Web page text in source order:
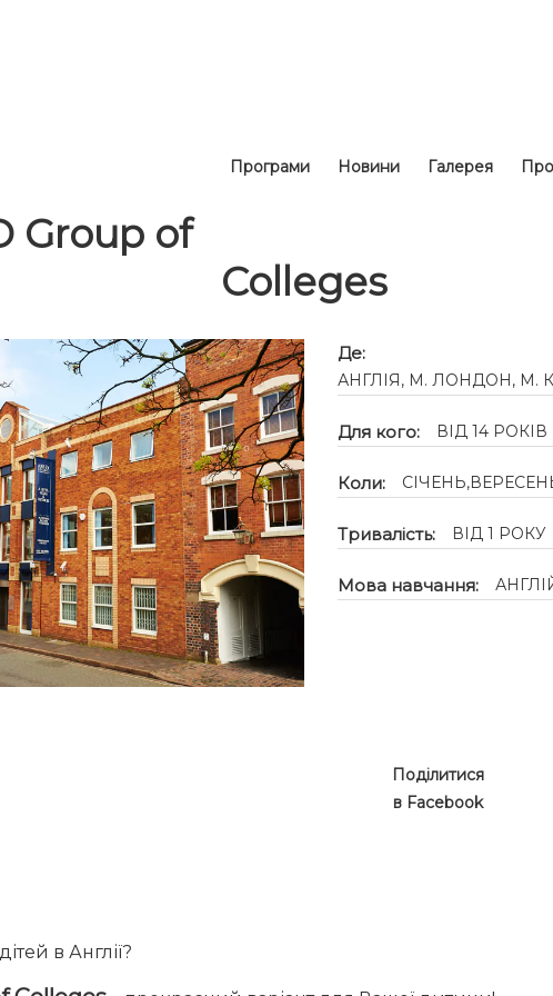
Програми Новини Галерея
Group of
Colleges
Де:
АНГЛІЯ, М. ЛОНДОН, М.
Для кого: ВІД 14 РОКІВ
Коли:
Тривалість: ВІД 1 РОКУ
Мова навчання:
Поділитися
в Facebook
в Англії?